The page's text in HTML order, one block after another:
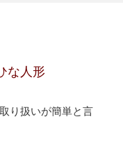
な人形
り扱いが簡単と言